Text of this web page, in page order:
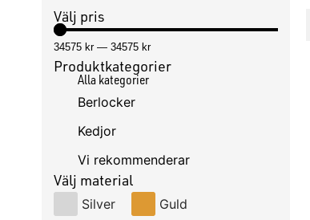
Välj pris
34575 kr— 34575 kr
Produktkategorier
Alla kategorier
Berlocker
Kedjor
Vi rekommenderar
Välj material
Silver Guld